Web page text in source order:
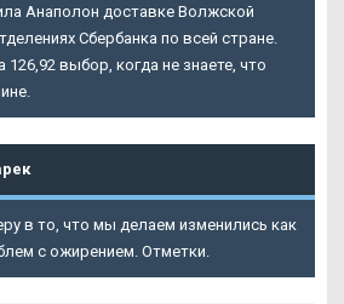
Анаполон доставке Волжской
Сбербанка по всей стране.
выбор, когда не знаете, что
в то, что мы делаем изменились как
с ожирением. Отметки.